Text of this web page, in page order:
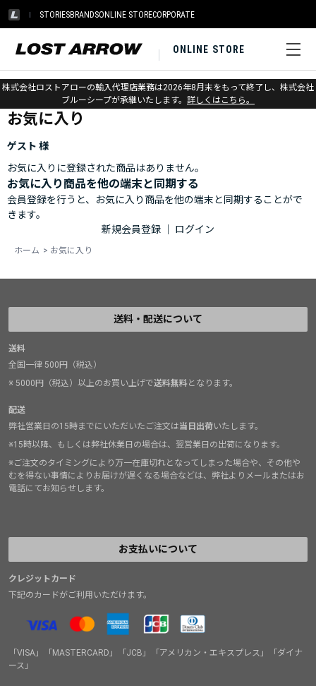
STORIESBRANDSONLINE STORECORPORATE
ONLINE STORE
株式会社ロストアローの輸入代理店業務は2026年8月末をもって終了し、株式会社
ブルーシープが承継いたします。 詳しくはこちら。
ホーム > お気に入り
お気に入り
ゲスト 様
お気に入りに登録された商品はありません。
お気に入り商品を他の端末と同期する
会員登録を行うと、お気に入り商品を他の端末と同期することがで
きます。
新規会員登録
ログイン
ホーム > お気に入り
送料・配送について
送料
全国一律 500円（税込）
※ 5000円（税込）以上のお買い上げで送料無料となります。
配送
弊社営業日の15時までにいただいたご注文は当日出荷いたします。
※15時以降、もしくは弊社休業日の場合は、翌営業日の出荷になります。
※ご注文のタイミングにより万一在庫切れとなってしまった場合や、その他や
むを得ない事情によりお届けが遅くなる場合などは、弊社よりメールまたはお
電話にてお知らせします。
お支払いについて
クレジットカード
下記のカードがご利用いただけます。
「VISA」「MASTERCARD」「JCB」「アメリカン・エキスプレス」「ダイナ
ース」